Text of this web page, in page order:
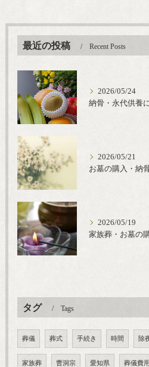
最近の投稿 Recent Posts
2026/05/24
納骨・永代供養
2026/05/21
お墓の購入・納
2026/05/19
家族葬・お墓の
タグ Tags
葬儀 葬式 手続き 時間 除
家族葬 曹洞宗 愛知県 葬儀費用